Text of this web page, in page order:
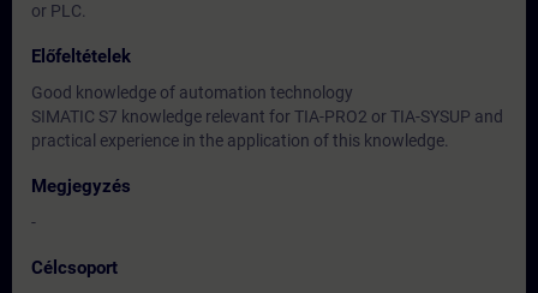
or PLC.
Előfeltételek
Good knowledge of automation technology
SIMATIC S7 knowledge relevant for TIA-PRO2 or TIA-SYSUP and
practical experience in the application of this knowledge.
Megjegyzés
-
Célcsoport